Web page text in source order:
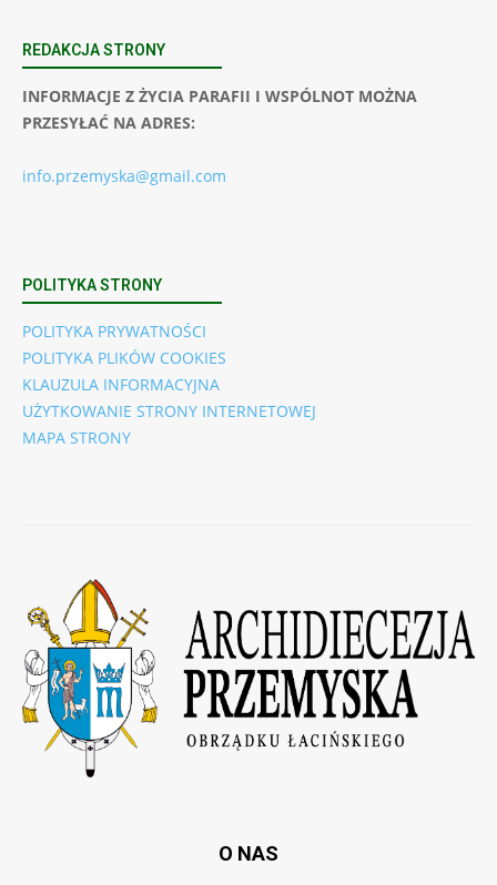
REDAKCJA STRONY
INFORMACJE Z ŻYCIA PARAFII I WSPÓLNOT MOŻNA
PRZESYŁAĆ NA ADRES:
info.przemyska@gmail.com
POLITYKA STRONY
POLITYKA PRYWATNOŚCI
POLITYKA PLIKÓW COOKIES
KLAUZULA INFORMACYJNA
UŻYTKOWANIE STRONY INTERNETOWEJ
MAPA STRONY
O NAS